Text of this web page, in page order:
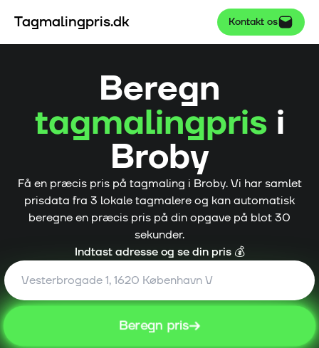
Tagmalingpris.dk Kontakt os
Beregn
tagmalingprisi
Broby
Få en præcis pris på tagmaling i Broby. Vi har samlet
prisdata fra 3 lokale tagmalere og kan automatisk
beregne en præcis pris på din opgave på blot 30
sekunder.
Indtast adresse og se din pris 💰
Beregn pris